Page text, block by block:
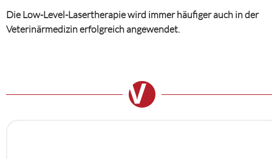
Die Low-Level-Lasertherapie wird immer häufiger auch in der
Veterinärmedizin erfolgreich angewendet.